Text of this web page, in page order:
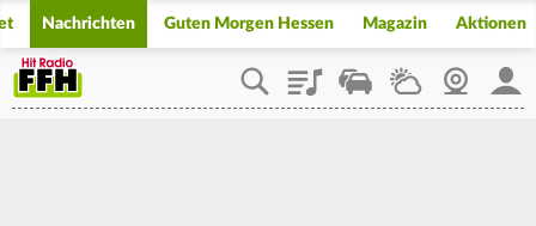
Nachrichten Guten Morgen Hessen Magazin Aktionen
PlaylistStaupilotWetterWebcam